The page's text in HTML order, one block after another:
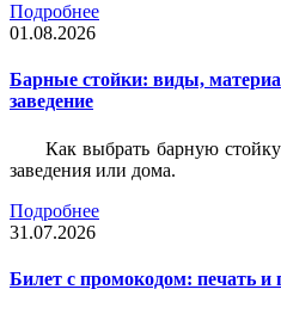
Подробнее
01.08.2026
Барные стойки: виды,
заведение
Как выбрать барную
заведения или дома.
Подробнее
31.07.2026
Билет c промокодом: печать и